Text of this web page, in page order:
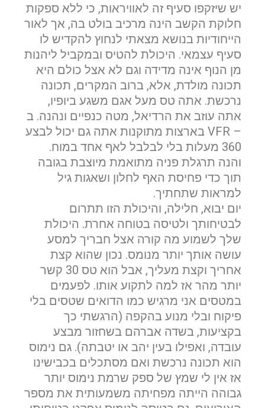
יש שיזקפו סעיף זה לאוויראות, כי ללא ספקות
חלוקת הקשב הינה מרכיב בולט בה, אך לאור
הייחודיות בנושא מצאתי לנחוץ להקדיש לו
סעיף עצמאי. היכולת להטיס ובמקביל ליהנות
מן הנוף אינה מדידה וגם לא אצל כולם היא
תכונה מולדת, אלא, ברוב המקרים, תכונה
נרכשת. אתה טס מעל אגם משגע ביופיו,
אתה עוזב את הרדיאל, מטה כנפיים ונהנה. ב
– VFR בארצות מתוקנות אתה גם יכול לבצע
360 מעלות בלי לבלבל לאף אחד במוח.
והנה תרגלת פניה מתואמת מיוצבת בגובה
תוך כדי פחיסת האף לחלון ושאגות גיל
למראות שתחתיך.
יום יבוא, חלילה, והיכולת הזו תתרום
לבטיחותך ולטיסה בטוחה אחרת. היכולת
שלך לשמוע מה קורה אצל חבריך למסע
עושה אותך יותר מנומס. נכון שהוא קצת
אחריך וקצת מעליך, אבל הוא טס 30 קשר
יותר מהר אז למה לתקוע אותו. לפעמים
במטסים אני מרגיש כמו הדואים שטסים בלי
פיקוח ובלי מנוע בהקפה (הרגשתי כך
בקציעות, בשדה אברהם בשחזור מבצע
עובדה, ואפילו בעין יהב או יטבתה). גם נימוס
הוא תכונה נרכשת ואם מסתכלים בכבישינו
אז אין לי שמץ של ספק שרמת נימוס יותר
גבוהה הייתה מפחיתה משמעותית את מספר
אם הגעתם לפה,
סימן שאתם מעוניינים
בפרטים נוספים.
נשמח לשוחח אתכם, לענות על כל שאלה
ולעזור לכם להגשים את החלומות שלכם בעולם התעופה.
השאירו לנו פרטים ונחזור אליכם.
שם פרטי
דוא"ל